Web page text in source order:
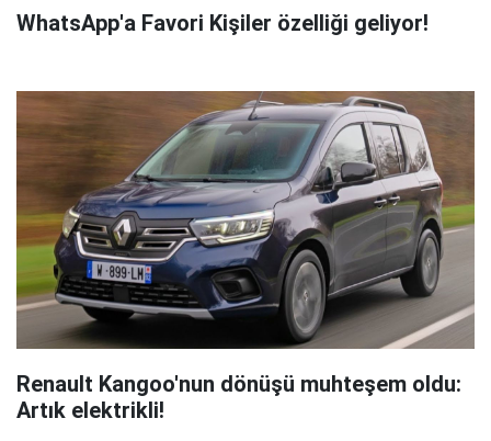
WhatsApp'a Favori Kişiler özelliği geliyor!
Renault Kangoo'nun dönüşü muhteşem oldu:
Artık elektrikli!